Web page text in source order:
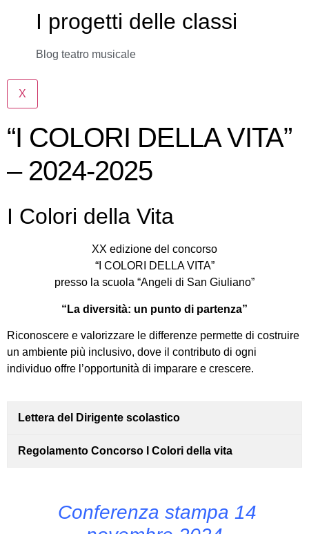
I progetti delle classi
Blog teatro musicale
X
“I COLORI DELLA VITA”
– 2024-2025
I Colori della Vita
XX edizione del concorso
“I COLORI DELLA VITA”
presso la scuola “Angeli di San Giuliano”
“La diversità: un punto di partenza”
Riconoscere e valorizzare le differenze permette di costruire
un ambiente più inclusivo, dove il contributo di ogni
individuo offre l’opportunità di imparare e crescere.
Lettera del Dirigente scolastico
Regolamento Concorso I Colori della vita
Conferenza stampa 14